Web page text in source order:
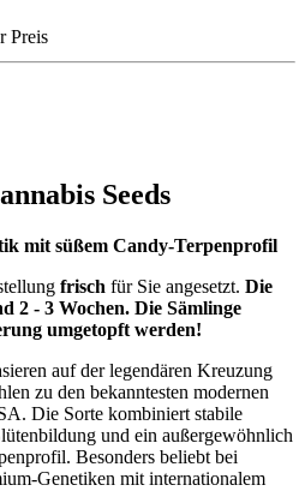
Preis
Seeds
mit süßem Candy-Terpenprofil
frisch für Sie angesetzt. Die
2 - 3 Wochen. Die Sämlinge
umgetopft werden!
auf der legendären Kreuzung
zu den bekanntesten modernen
Die Sorte kombiniert stabile
und ein außergewöhnlich
Besonders beliebt bei
Genetiken mit internationalem